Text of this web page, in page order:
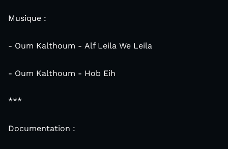
Musique :
- Oum Kalthoum - Alf Leila We Leila
- Oum Kalthoum - Hob Eih
***
Documentation :